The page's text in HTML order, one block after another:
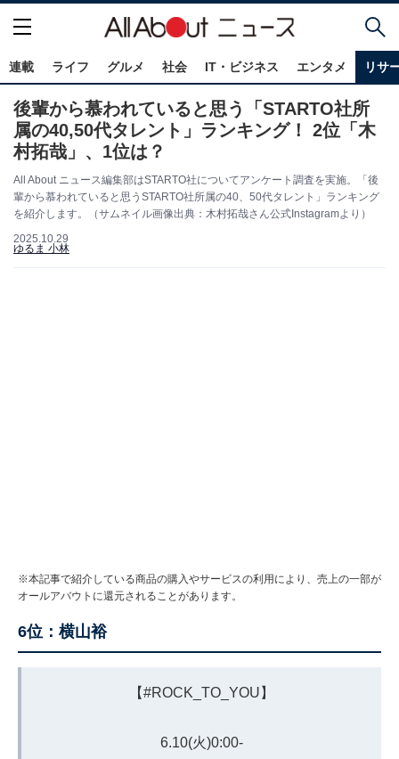
連載 ライフ グルメ 社会 IT・ビジネス エンタメ リサ
後輩から慕われていると思う「STARTO社所
属の40,50代タレント」ランキング！ 2位「木
村拓哉」、1位は？
All About ニュース編集部はSTARTO社についてアンケート調査を実施。「後
輩から慕われていると思うSTARTO社所属の40、50代タレント」ランキング
を紹介します。（サムネイル画像出典：木村拓哉さん公式Instagramより）
2025.10.29
ゆるま 小林
※本記事で紹介している商品の購入やサービスの利用により、売上の一部が
オールアバウトに還元されることがあります。
6位：横山裕
【#ROCK_TO_YOU 】
6.10(火)0:00-